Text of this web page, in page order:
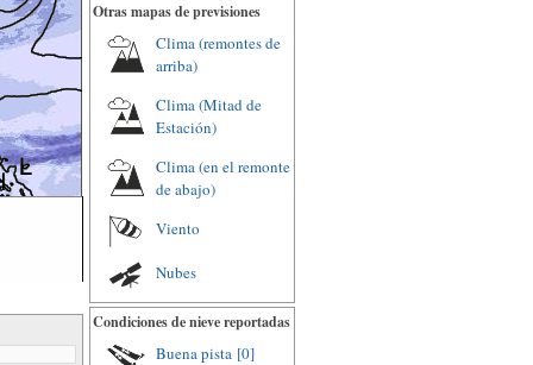
Otras mapas de previsiones
Clima (remontes de
arriba)
Clima (Mitad de
Estación)
Clima (en el remonte
de abajo)
Viento
Nubes
Condiciones de nieve reportadas
Buena pista [0]